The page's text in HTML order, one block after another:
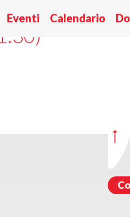
Eventi Calendario
STAGIONI